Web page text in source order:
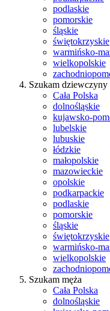
podlaskie
pomorskie
śląskie
świętokrzyskie
warmińsko-
wielkopolskie
Szukam dziewczyny
Cała Polska
dolnośląskie
kujawsko-
lubelskie
lubuskie
łódzkie
małopolskie
mazowieckie
opolskie
podkarpackie
podlaskie
pomorskie
śląskie
świętokrzyskie
warmińsko-
wielkopolskie
Szukam męża
Cała Polska
dolnośląskie